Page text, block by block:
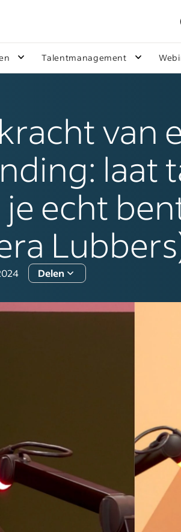
Talentmanagement
van
laat
echt
Delen